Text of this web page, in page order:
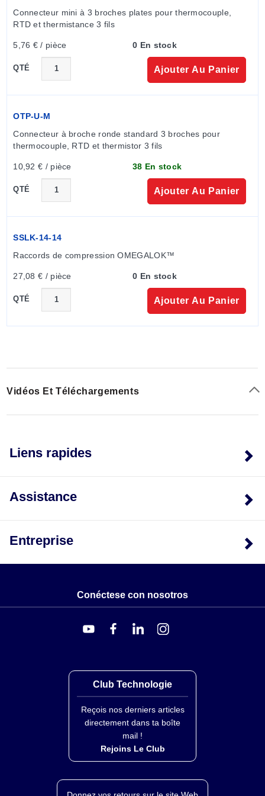
Connecteur mini à 3 broches plates pour thermocouple,
RTD et thermistance 3 fils
5,76 € / pièce 0 En stock
QTÉ Ajouter Au Panier
OTP-U-M
Connecteur à broche ronde standard 3 broches pour
thermocouple, RTD et thermistor 3 fils
10,92 € / pièce 38 En stock
QTÉ Ajouter Au Panier
SSLK-14-14
Raccords de compression OMEGALOK™
27,08 € / pièce 0 En stock
QTÉ Ajouter Au Panier
Vidéos Et Téléchargements
Liens rapides
Assistance
Entreprise
Conéctese con nosotros
Club Technologie
Reçois nos derniers articles
directement dans ta boîte
mail !
Rejoins Le Club